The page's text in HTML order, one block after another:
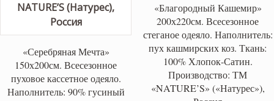
«Серебряная Мечта»
150х200см. Всесезонное
пуховое кассетное одеяло.
Наполнитель: 90% гусиный
«Благородный Кашемир»
200х220см. Всесезонное
стеганое одеяло. Наполнитель:
пух кашмирских коз. Ткань:
100% Хлопок-Сатин.
Производство: ТМ
«NATURE’S» («Натурес»),